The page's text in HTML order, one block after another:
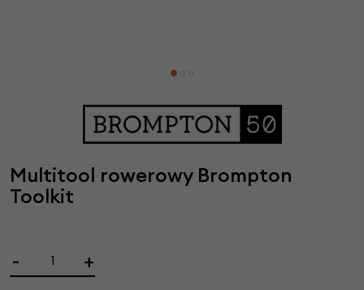
Multitool rowerowy Brompton
Toolkit
- +